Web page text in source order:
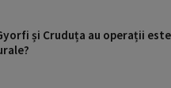
și Cruduța au operații